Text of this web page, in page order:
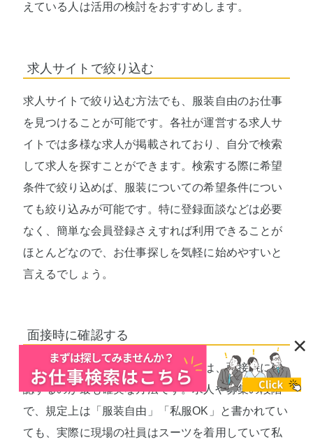
えている人は活用の検討をおすすめします。
求人サイトで絞り込む
求人サイトで絞り込む方法でも、服装自由のお仕事
を見つけることが可能です。各社が運営する求人サ
イトでは多様な求人が掲載されており、自分で検索
して求人を探すことができます。検索する際に希望
条件で絞り込めば、服装についての希望条件につい
ても絞り込みが可能です。特に登録面談などは必要
なく、簡単な会員登録さえすれば利用できることが
ほとんどなので、お仕事探しを気軽に始めやすいと
言えるでしょう。
面接時に確認する
どうしても服装にこだわりたい場合は、面接時に確
認するのが最も確実な方法です。求人や募集の段階
で、規定上は「服装自由」「私服OK」と書かれてい
ても、実際に現場の社員はスーツを着用していて私
×